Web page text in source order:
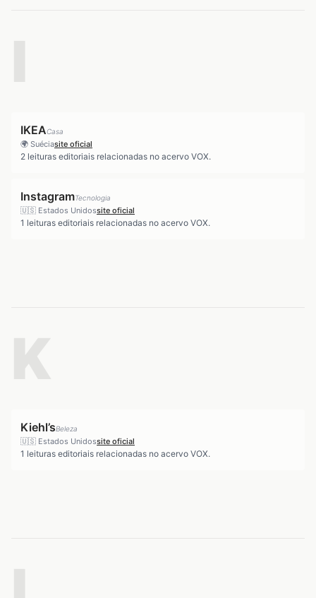
IKEACasa
🌍 Suéciasite oficial
2 leituras editoriais relacionadas no acervo VOX.
InstagramTecnologia
🇺🇸 Estados Unidossite oficial
1 leituras editoriais relacionadas no acervo VOX.
Kiehl’sBeleza
🇺🇸 Estados Unidossite oficial
1 leituras editoriais relacionadas no acervo VOX.